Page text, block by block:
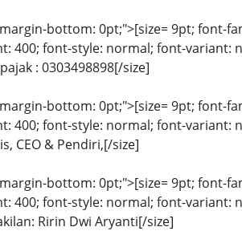
bottom: 0pt;">[size= 9pt; font-
400; font-style: normal; font-variant:
: 0303498898[/size]
bottom: 0pt;">[size= 9pt; font-
400; font-style: normal; font-variant:
CEO & Pendiri,[/size]
bottom: 0pt;">[size= 9pt; font-
400; font-style: normal; font-variant:
Ririn Dwi Aryanti[/size]